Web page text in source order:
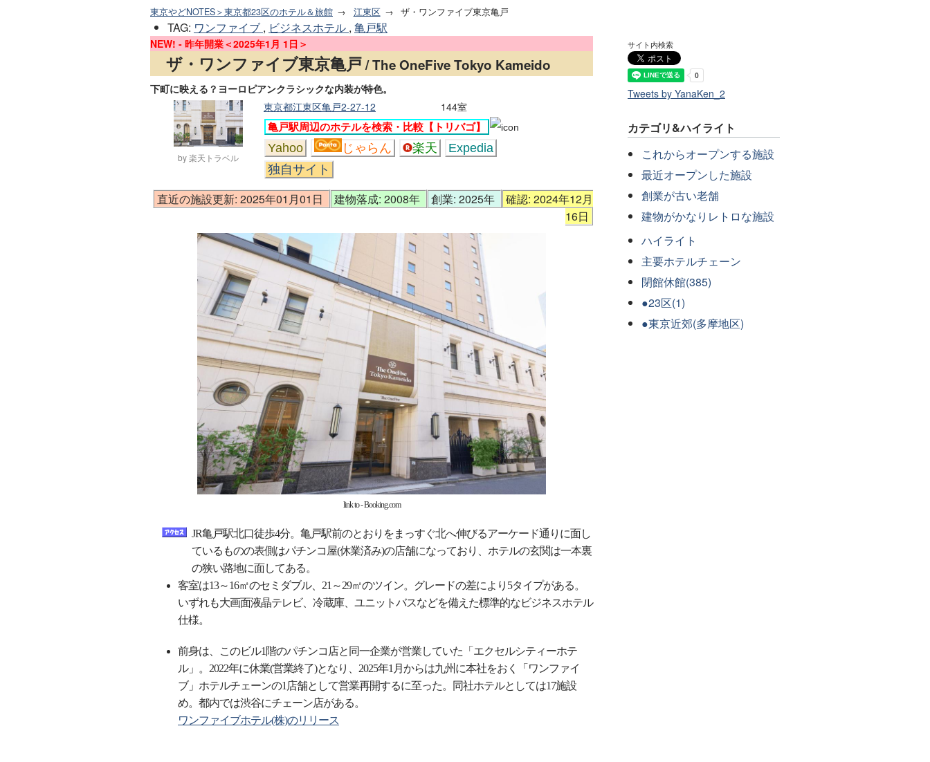
東京やどNOTES＞東京都23区のホテル＆旅館 江東区 ザ・ワンファイブ東京亀戸
TAG: ワンファイブ , ビジネスホテル , 亀戸駅
NEW! - 昨年開業＜2025年1月 1日＞
ザ・ワンファイブ東京亀戸/ The OneFive Tokyo Kameido
下町に映える？ヨーロピアンクラシックな内装が特色。
by 楽天トラベル
144室
東京都江東区亀戸2-27-12
亀戸駅周辺のホテルを検索・比較【トリバゴ】
Yahoo じゃらん 楽天
Expedia
独自サイト
直近の施設更新: 2025年01月01日 建物落成: 2008年 創業: 2025年
確認: 2024年12月
16日
link to - Booking.com
JR亀戸駅北口徒歩4分。亀戸駅前のとおりをまっすぐ北へ伸びるアーケード通りに面し
ているものの表側はパチンコ屋(休業済み)の店舗になっており、ホテルの玄関は一本裏
の狭い路地に面してある。
客室は13～16㎡のセミダブル、21～29㎡のツイン。グレードの差により5タイプがある。
いずれも大画面液晶テレビ、冷蔵庫、ユニットバスなどを備えた標準的なビジネスホテル
仕様。
前身は、このビル1階のパチンコ店と同一企業が営業していた「エクセルシティーホテ
ル」。2022年に休業(営業終了)となり、2025年1月からは九州に本社をおく「ワンファイ
ブ」ホテルチェーンの1店舗として営業再開するに至った。同社ホテルとしては17施設
め。都内では渋谷にチェーン店がある。
ワンファイブホテル(株)のリリース
サイト内検索
Tweets by YanaKen_2
カテゴリ&ハイライト
これからオープンする施設
最近オープンした施設
創業が古い老舗
建物がかなりレトロな施設
ハイライト
主要ホテルチェーン
閉館休館(385)
●23区(1)
●東京近郊(多摩地区)